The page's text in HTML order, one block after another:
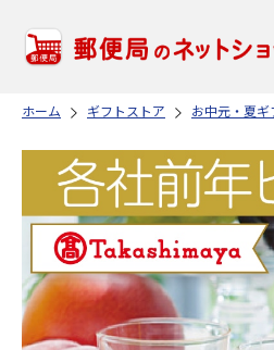
ホーム ギフトストア お中元・夏